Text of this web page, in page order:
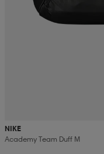
NIKE
Academy Team Duff M